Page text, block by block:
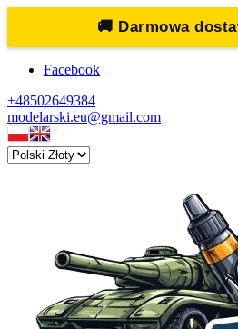
🚚 Darmowa
Facebook
+48502649384
modelarski.eu@gmail.com